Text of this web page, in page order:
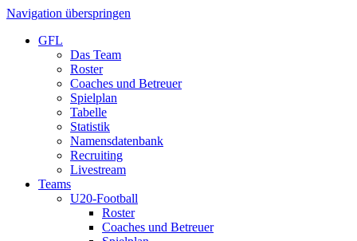
Navigation überspringen
GFL
Das Team
Roster
Coaches und Betreuer
Spielplan
Tabelle
Statistik
Namensdatenbank
Recruiting
Livestream
Teams
U20-Football
Roster
Coaches und Betreuer